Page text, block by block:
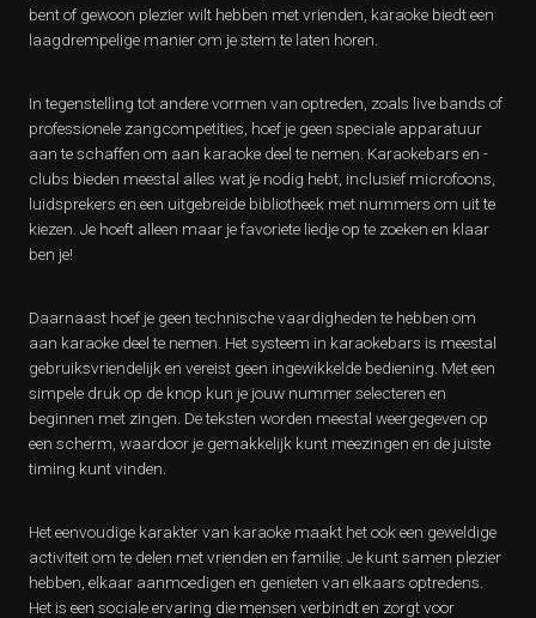
bent of gewoon plezier wilt hebben met vrienden, karaoke biedt een
laagdrempelige manier om je stem te laten horen.
In tegenstelling tot andere vormen van optreden, zoals live bands of
professionele zangcompetities, hoef je geen speciale apparatuur
aan te schaffen om aan karaoke deel te nemen. Karaokebars en -
clubs bieden meestal alles wat je nodig hebt, inclusief microfoons,
luidsprekers en een uitgebreide bibliotheek met nummers om uit te
kiezen. Je hoeft alleen maar je favoriete liedje op te zoeken en klaar
ben je!
Daarnaast hoef je geen technische vaardigheden te hebben om
aan karaoke deel te nemen. Het systeem in karaokebars is meestal
gebruiksvriendelijk en vereist geen ingewikkelde bediening. Met een
simpele druk op de knop kun je jouw nummer selecteren en
beginnen met zingen. De teksten worden meestal weergegeven op
een scherm, waardoor je gemakkelijk kunt meezingen en de juiste
timing kunt vinden.
Het eenvoudige karakter van karaoke maakt het ook een geweldige
activiteit om te delen met vrienden en familie. Je kunt samen plezier
hebben, elkaar aanmoedigen en genieten van elkaars optredens.
Het is een sociale ervaring die mensen verbindt en zorgt voor